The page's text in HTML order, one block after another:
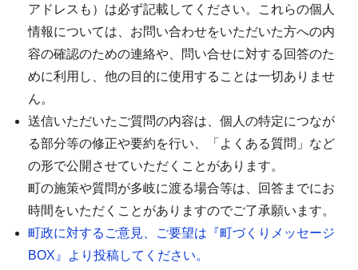
アドレスも）は必ず記載してください。これらの個人
情報については、お問い合わせをいただいた方への内
容の確認のための連絡や、問い合せに対する回答のた
めに利用し、他の目的に使用することは一切ありませ
ん。
送信いただいたご質問の内容は、個人の特定につなが
る部分等の修正や要約を行い、「よくある質問」など
の形で公開させていただくことがあります。
町の施策や質問が多岐に渡る場合等は、回答までにお
時間をいただくことがありますのでご了承願います。
町政に対するご意見、ご要望は『町づくりメッセージ
BOX』より投稿してください。